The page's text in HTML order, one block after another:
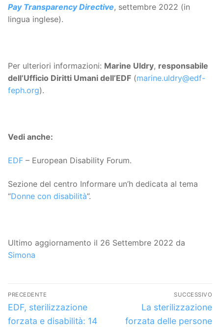
Pay Transparency Directive, settembre 2022 (in
lingua inglese).
Per ulteriori informazioni: Marine Uldry, responsabile
dell’Ufficio Diritti Umani dell’EDF (marine.uldry@edf-
feph.org).
Vedi anche:
EDF – European Disability Forum.
Sezione del centro Informare un’h dedicata al tema
“Donne con disabilità”.
Ultimo aggiornamento il 26 Settembre 2022 da
Simona
Navigazione
articoli
PRECEDENTE
Articolo
precedente:
EDF, sterilizzazione
forzata e disabilità: 14
SUCCESSIVO
Articolo
successivo:
La sterilizzazione
forzata delle persone